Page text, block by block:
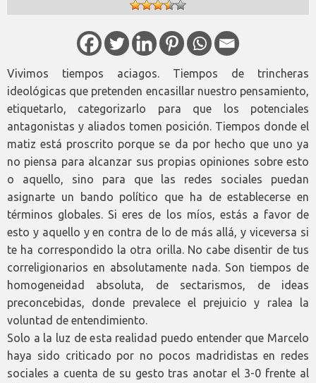
Vivimos tiempos aciagos. Tiempos de trincheras
ideológicas que pretenden encasillar nuestro pensamiento,
etiquetarlo, categorizarlo para que los potenciales
antagonistas y aliados tomen posición. Tiempos donde el
matiz está proscrito porque se da por hecho que uno ya
no piensa para alcanzar sus propias opiniones sobre esto
o aquello, sino para que las redes sociales puedan
asignarte un bando político que ha de establecerse en
términos globales. Si eres de los míos, estás a favor de
esto y aquello y en contra de lo de más allá, y viceversa si
te ha correspondido la otra orilla. No cabe disentir de tus
correligionarios en absolutamente nada. Son tiempos de
homogeneidad absoluta, de sectarismos, de ideas
preconcebidas, donde prevalece el prejuicio y ralea la
voluntad de entendimiento.
Solo a la luz de esta realidad puedo entender que Marcelo
haya sido criticado por no pocos madridistas en redes
sociales a cuenta de su gesto tras anotar el 3-0 frente al